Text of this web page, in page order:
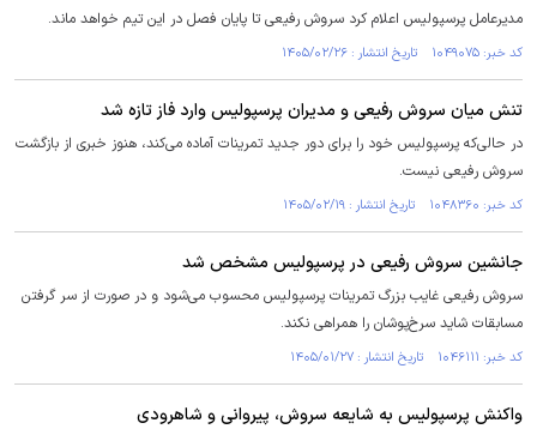
مدیرعامل پرسپولیس اعلام کرد سروش رفیعی تا پایان فصل در این تیم خواهد ماند.
کد خبر: ۱۰۴۹۰۷۵ تاریخ انتشار : ۱۴۰۵/۰۲/۲۶
تنش میان سروش رفیعی و مدیران پرسپولیس وارد فاز تازه شد
در حالی‌که پرسپولیس خود را برای دور جدید تمرینات آماده می‌کند، هنوز خبری از بازگشت
سروش رفیعی نیست.
کد خبر: ۱۰۴۸۳۶۰ تاریخ انتشار : ۱۴۰۵/۰۲/۱۹
جانشین سروش رفیعی در پرسپولیس مشخص شد
سروش رفیعی غایب بزرگ تمرینات پرسپولیس محسوب می‌شود و در صورت از سر گرفتن
مسابقات شاید سرخ‌پوشان را همراهی نکند.
کد خبر: ۱۰۴۶۱۱۱ تاریخ انتشار : ۱۴۰۵/۰۱/۲۷
واکنش پرسپولیس به شایعه سروش، پیروانی و شاهرودی